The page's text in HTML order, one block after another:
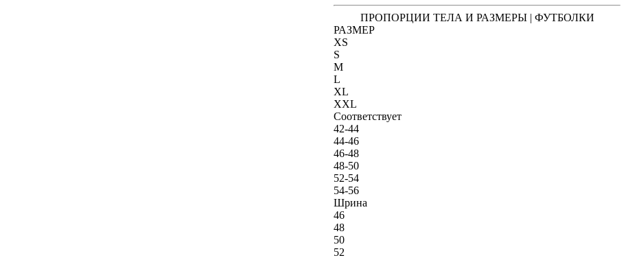
ПРОПОРЦИИ ТЕЛА И РАЗМЕРЫ | ФУТБОЛКИ
РАЗМЕР
XS
S
M
L
XL
XXL
Соответствует
42-44
44-46
46-48
48-50
52-54
54-56
Шрина
46
48
50
52